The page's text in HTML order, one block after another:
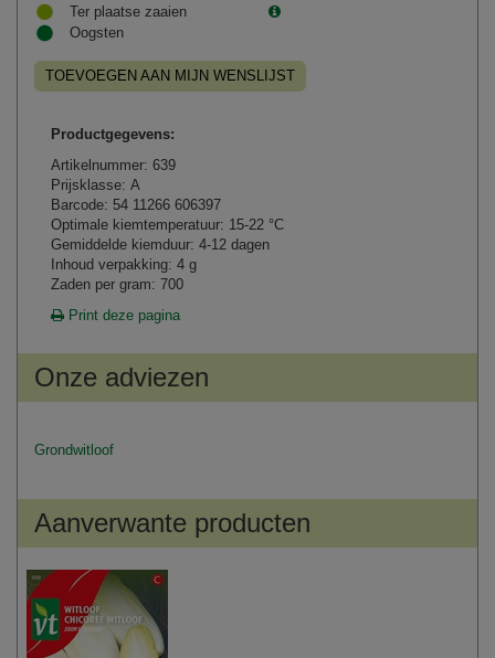
Ter plaatse zaaien
Oogsten
TOEVOEGEN AAN MIJN WENSLIJST
Productgegevens:
Artikelnummer: 639
Prijsklasse: A
Barcode: 54 11266 606397
Optimale kiemtemperatuur: 15-22 °C
Gemiddelde kiemduur: 4-12 dagen
Inhoud verpakking: 4 g
Zaden per gram: 700
Print deze pagina
Onze adviezen
Grondwitloof
Aanverwante producten